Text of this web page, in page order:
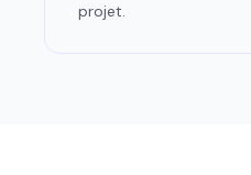
projet.